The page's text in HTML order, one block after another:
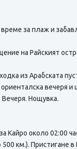
за плаж и
на Райският
из Арабската
вечеря и
Нощувка.
Кайро около 02:00
км.). Пристигане в